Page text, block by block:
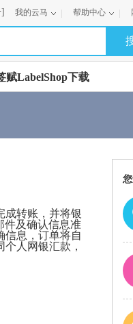
我的云马 帮助中心
赋LabelShop下载
成转账，并将银
件及确认信息准
信息，订单将自
人网银汇款，